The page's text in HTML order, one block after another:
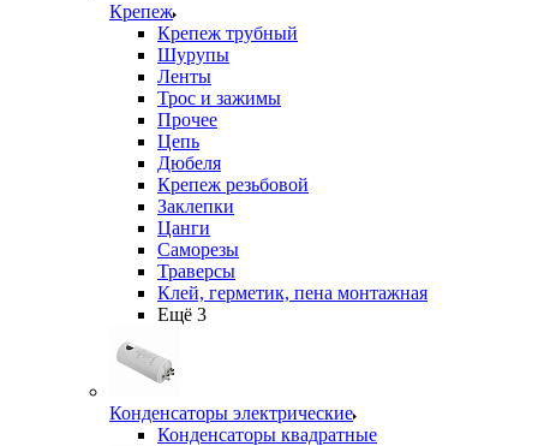
Крепеж
Крепеж трубный
Шурупы
Ленты
Трос и зажимы
Прочее
Цепь
Дюбеля
Крепеж резьбовой
Заклепки
Цанги
Саморезы
Траверсы
Клей, герметик, пена монтажная
Ещё 3
Конденсаторы электрические
Конденсаторы квадратные